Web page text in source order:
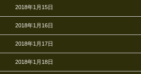
2018年1月15日
2018年1月16日
2018年1月17日
2018年1月18日